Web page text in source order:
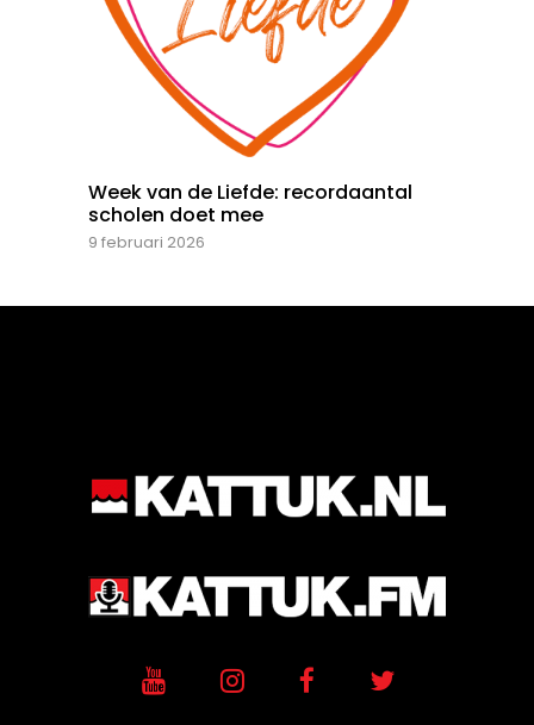
Week van de Liefde: recordaantal
scholen doet mee
9 februari 2026